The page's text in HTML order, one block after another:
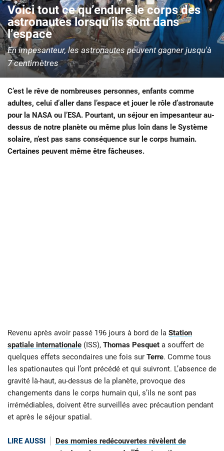
Voici tout ce qu’endure le corps des
astronautes lorsqu’ils sont dans
l’espace
En impesanteur, les astronautes peuvent gagner jusqu'à
7 centimètres
C’est le rêve de nombreuses personnes, enfants comme
adultes, celui d’aller dans l’espace et jouer le rôle d’astronaute
pour la NASA ou l’ESA. Pourtant, un séjour en impesanteur au-
dessus de notre planète ou même plus loin dans le Système
solaire, n’est pas sans conséquence sur le corps humain.
Certaines peuvent même être fâcheuses.
Revenu après avoir passé 196 jours à bord de la Station
spatiale internationale (ISS), Thomas Pesquet a souffert de
quelques effets secondaires une fois sur Terre. Comme tous
les spationautes qui l’ont précédé et qui suivront. L’absence de
gravité là-haut, au-dessus de la planète, provoque des
changements dans le corps humain qui, s’ils ne sont pas
irrémédiables, doivent être surveillés avec précaution pendant
et après le séjour spatial.
LIRE AUSSI
Des momies redécouvertes révèlent de